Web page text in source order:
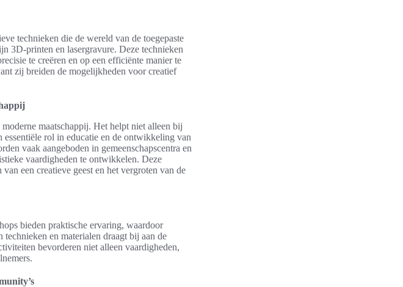
technieken die de wereld van de toegepaste
3D-printen en lasergravure. Deze technieken
te creëren en op een efficiënte manier te
zij breiden de mogelijkheden voor creatief
maatschappij. Het helpt niet alleen bij
essentiële rol in educatie en de ontwikkeling van
vaak aangeboden in gemeenschapscentra en
vaardigheden te ontwikkelen. Deze
een creatieve geest en het vergroten van de
bieden praktische ervaring, waardoor
en materialen draagt bij aan de
bevorderen niet alleen vaardigheden,